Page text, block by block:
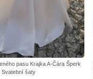
pasu Krajka A-Čára Šperk
Svatební šaty